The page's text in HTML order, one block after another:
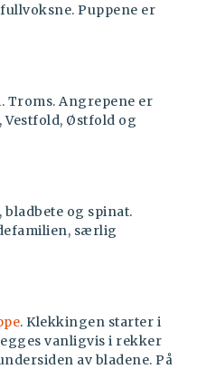
Puppene er
Troms. Angrepene er
Vestfold, Østfold og
bladbete og spinat.
særlig
. Klekkingen starter i
vanligvis i rekker
av bladene. På